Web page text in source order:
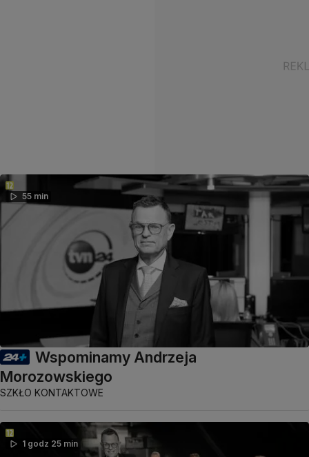
55 min
Wspominamy Andrzeja
Morozowskiego
SZKŁO KONTAKTOWE
1 godz 25 min